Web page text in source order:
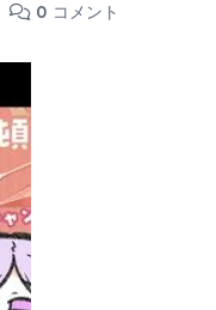
0 コメント